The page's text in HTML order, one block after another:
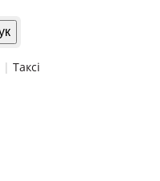
| Таксі